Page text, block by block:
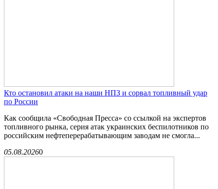
Кто остановил атаки на наши НПЗ и сорвал топливный удар
по России
Как сообщила «Свободная Пресса» со ссылкой на экспертов
топливного рынка, серия атак украинских беспилотников по
российским нефтеперерабатывающим заводам не смогла...
05.08.20260